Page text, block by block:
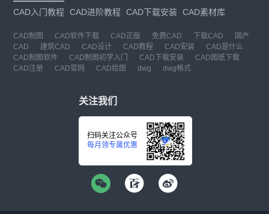
CAD入门教程 CAD进阶教程 CAD下载安装 CAD素材库
CAD制图 CAD软件下载 CAD正版 免费CAD 下载CAD
国产
CAD
建筑CAD CAD设计 CAD教程 CAD安装
CAD是什么
CAD制图软件
CAD制图初学入门 CAD下载安装
CAD图纸下载
CAD注册
CAD官网 CAD绘图 dwg dwg格式
关注我们
扫码关注公众号
每月领专属优惠